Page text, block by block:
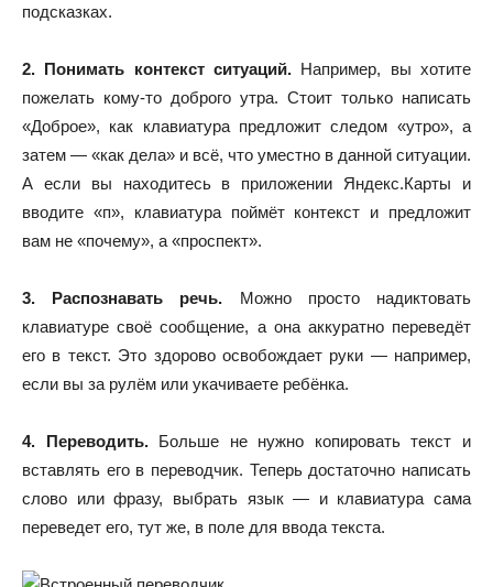
подсказках.
2. Понимать контекст ситуаций. Например, вы хотите
пожелать кому-то доброго утра. Стоит только написать
«Доброе», как клавиатура предложит следом «утро», а
затем — «как дела» и всё, что уместно в данной ситуации.
А если вы находитесь в приложении Яндекс.Карты и
вводите «п», клавиатура поймёт контекст и предложит
вам не «почему», а «проспект».
3. Распознавать речь. Можно просто надиктовать
клавиатуре своё сообщение, а она аккуратно переведёт
его в текст. Это здорово освобождает руки — например,
если вы за рулём или укачиваете ребёнка.
4. Переводить.Больше не нужно копировать текст и
вставлять его в переводчик. Теперь достаточно написать
слово или фразу, выбрать язык — и клавиатура сама
переведет его, тут же, в поле для ввода текста.